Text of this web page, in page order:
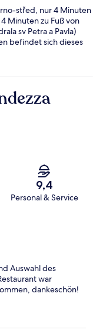
střed, nur 4 Minuten
Minuten zu Fuß von
sv Petra a Pavla)
befindet sich dieses
9,4
Personal & Service
Auswahl des
war
dankeschön!